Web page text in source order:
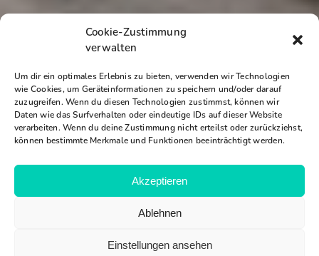
Cookie-Zustimmung
verwalten
Um dir ein optimales Erlebnis zu bieten, verwenden wir Technologien
wie Cookies, um Geräteinformationen zu speichern und/oder darauf
zuzugreifen. Wenn du diesen Technologien zustimmst, können wir
Daten wie das Surfverhalten oder eindeutige IDs auf dieser Website
verarbeiten. Wenn du deine Zustimmung nicht erteilst oder zurückziehst,
können bestimmte Merkmale und Funktionen beeinträchtigt werden.
Akzeptieren
Ablehnen
Einstellungen ansehen